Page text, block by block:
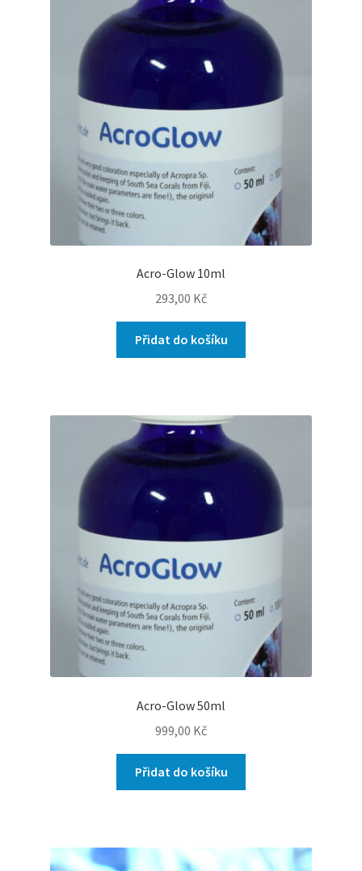
Acro-Glow 10ml
293,00 Kč
Přidat do košíku
Acro-Glow 50ml
999,00 Kč
Přidat do košíku